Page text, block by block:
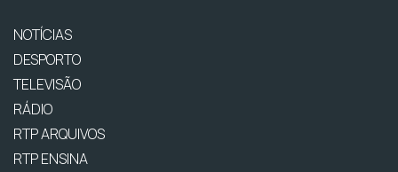
NOTÍCIAS
DESPORTO
TELEVISÃO
RÁDIO
RTP ARQUIVOS
RTP ENSINA